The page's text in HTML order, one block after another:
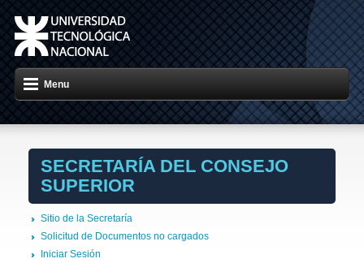
Menu
SECRETARÍA DEL CONSEJO
SUPERIOR
Sitio de la Secretaría
Solicitud de Documentos no cargados
Iniciar Sesión